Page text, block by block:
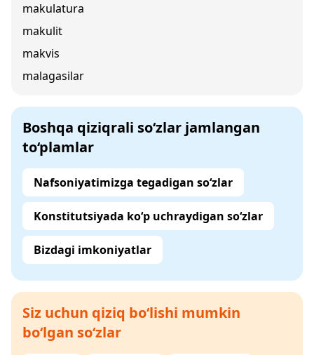
makulatura
makulit
makvis
malagasilar
Boshqa qiziqrali so‘zlar jamlangan
to‘plamlar
Nafsoniyatimizga tegadigan so‘zlar
Konstitutsiyada ko‘p uchraydigan so‘zlar
Bizdagi imkoniyatlar
Siz uchun qiziq bo‘lishi mumkin
bo‘lgan so‘zlar